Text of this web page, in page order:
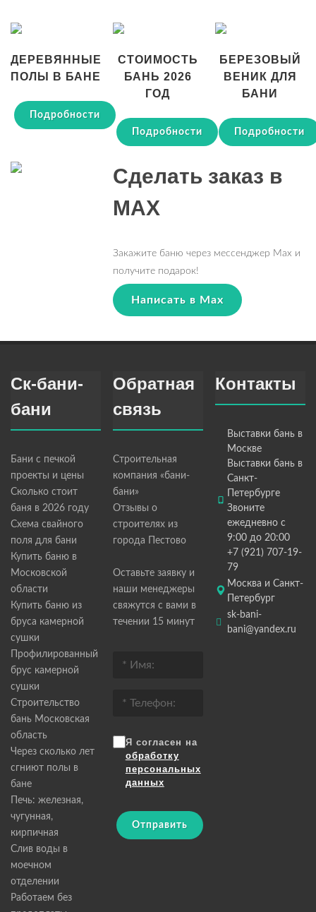
ДЕРЕВЯННЫЕ
ПОЛЫ В БАНЕ
Подробности
СТОИМОСТЬ
БАНЬ 2026
ГОД
Подробности
БЕРЕЗОВЫЙ
ВЕНИК ДЛЯ
БАНИ
Подробности
Сделать заказ в
MAX
Закажите баню через мессенджер Max и
получите подарок!
Написать в Max
Ск-бани-
бани
Бани с печкой
проекты и цены
Сколько стоит
баня в 2026 году
Схема свайного
поля для бани
Купить баню в
Московской
области
Купить баню из
бруса камерной
сушки
Профилированный
брус камерной
сушки
Строительство
бань Московская
область
Через сколько лет
сгниют полы в
бане
Печь: железная,
чугунная,
кирпичная
Слив воды в
моечном
отделении
Работаем без
Обратная
связь
Строительная
компания «бани-
бани»
Отзывы о
строителях из
города Пестово
Оставьте заявку и
наши менеджеры
свяжутся с вами в
течении 15 минут
Я согласен на
обработку
персональных
данных
Отправить
Контакты
Выставки бань в
Москве
Выставки бань в
Санкт-
Петербурге
Звоните
ежедневно с
9:00 до 20:00
+7 (921) 707-19-
79
Москва и Санкт-
Петербург
sk-bani-
bani@yandex.ru